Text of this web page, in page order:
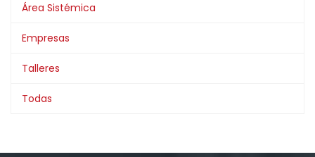
Área Sistémica
Empresas
Talleres
Todas